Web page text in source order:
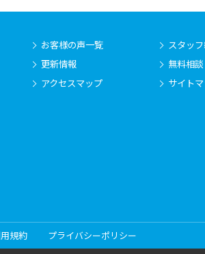
お客様の声一覧
更新情報
アクセスマップ
スタッ
無料相談
サイト
規約 プライバシーポリシー